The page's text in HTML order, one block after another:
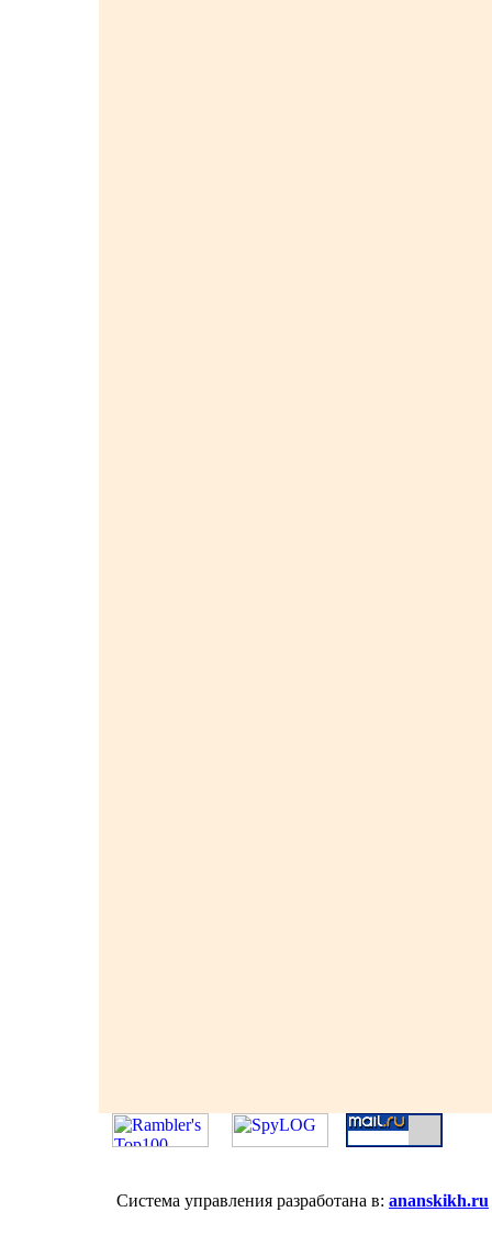
Система управления разработана в: ananskikh.ru